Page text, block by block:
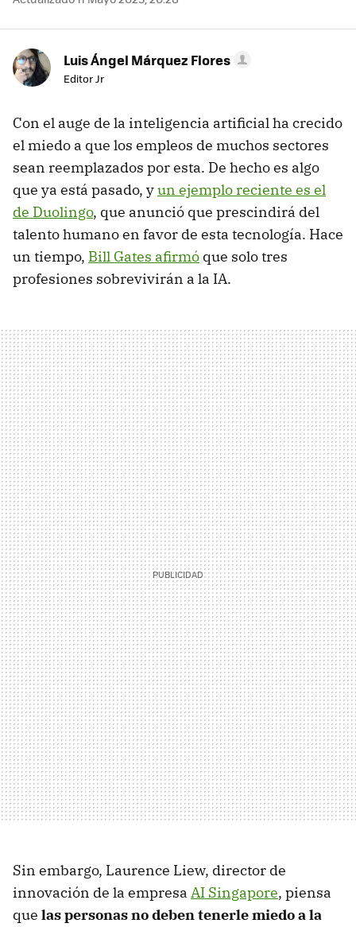
Luis Ángel Márquez Flores
Editor Jr
Con el auge de la inteligencia artificial ha crecido
el miedo a que los empleos de muchos sectores
sean reemplazados por esta. De hecho es algo
que ya está pasado, yun ejemplo reciente es el
de Duolingo, que anunció que prescindirá del
talento humano en favor de esta tecnología. Hace
un tiempo, Bill Gates afirmó que solo tres
profesiones sobrevivirán a la IA.
Sin embargo, Laurence Liew, director de
innovación de la empresa AI Singapore, piensa
que las personas no deben tenerle miedo a la